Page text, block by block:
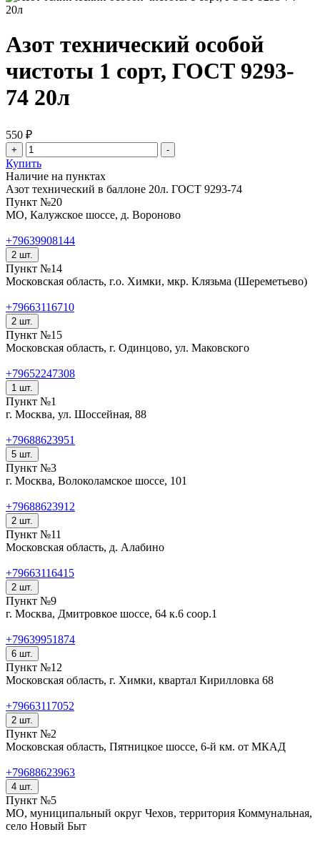
Азот технический особой
чистоты 1 сорт, ГОСТ 9293-
74 20л
550 ₽
Купить
Наличие на пунктах
Азот технический в баллоне 20л. ГОСТ 9293-74
Пункт №20
МО, Калужское шоссе, д. Вороново
+79639908144
2 шт.
Пункт №14
Московская область, г.о. Химки, мкр. Клязьма (Шереметьево)
+79663116710
2 шт.
Пункт №15
Московская область, г. Одинцово, ул. Маковского
+79652247308
1 шт.
Пункт №1
г. Москва, ул. Шоссейная, 88
+79688623951
5 шт.
Пункт №3
г. Москва, Волоколамское шоссе, 101
+79688623912
2 шт.
Пункт №11
Московская область, д. Алабино
+79663116415
2 шт.
Пункт №9
г. Москва, Дмитровкое шоссе, 64 к.6 соор.1
+79639951874
6 шт.
Пункт №12
Московская область, г. Химки, квартал Кирилловка 68
+79663117052
2 шт.
Пункт №2
Московская область, Пятницкое шоссе, 6-й км. от МКАД
+79688623963
4 шт.
Пункт №5
МО, муниципальный округ Чехов, территория Коммунальная,
село Новый Быт